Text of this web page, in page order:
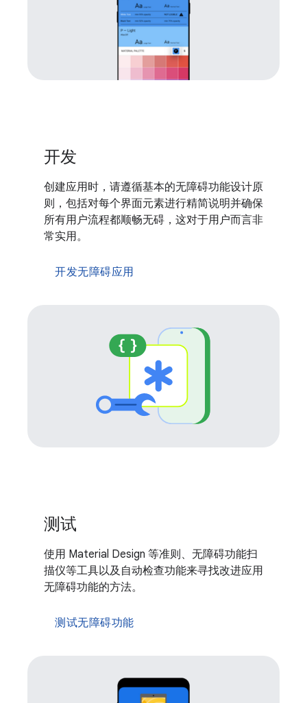
开发
创建应用时，请遵循基本的无障碍功能设计原
则，包括对每个界面元素进行精简说明并确保
所有用户流程都顺畅无碍，这对于用户而言非
常实用。
开发无障碍应用
测试
使用 Material Design 等准则、无障碍功能扫
描仪等工具以及自动检查功能来寻找改进应用
无障碍功能的方法。
测试无障碍功能